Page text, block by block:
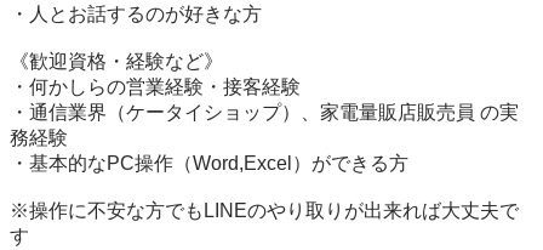
・人とお話するのが好きな方
《歓迎資格・経験など》
・何かしらの営業経験・接客経験
・通信業界（ケータイショップ）、家電量販店販売員 の実
務経験
・基本的なPC操作（Word,Excel）ができる方
※操作に不安な方でもLINEのやり取りが出来れば大丈夫で
す